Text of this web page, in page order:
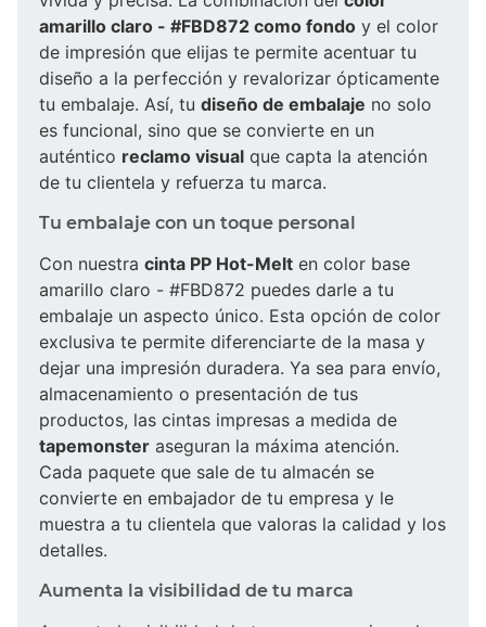
amarillo claro - #FBD872 como fondo y el color
de impresión que elijas te permite acentuar tu
diseño a la perfección y revalorizar ópticamente
tu embalaje. Así, tu diseño de embalaje no solo
es funcional, sino que se convierte en un
auténtico reclamo visual que capta la atención
de tu clientela y refuerza tu marca.
Tu embalaje con un toque personal
Con nuestra cinta PP Hot-Melt en color base
amarillo claro - #FBD872 puedes darle a tu
embalaje un aspecto único. Esta opción de color
exclusiva te permite diferenciarte de la masa y
dejar una impresión duradera. Ya sea para envío,
almacenamiento o presentación de tus
productos, las cintas impresas a medida de
tapemonster aseguran la máxima atención.
Cada paquete que sale de tu almacén se
convierte en embajador de tu empresa y le
muestra a tu clientela que valoras la calidad y los
detalles.
Aumenta la visibilidad de tu marca